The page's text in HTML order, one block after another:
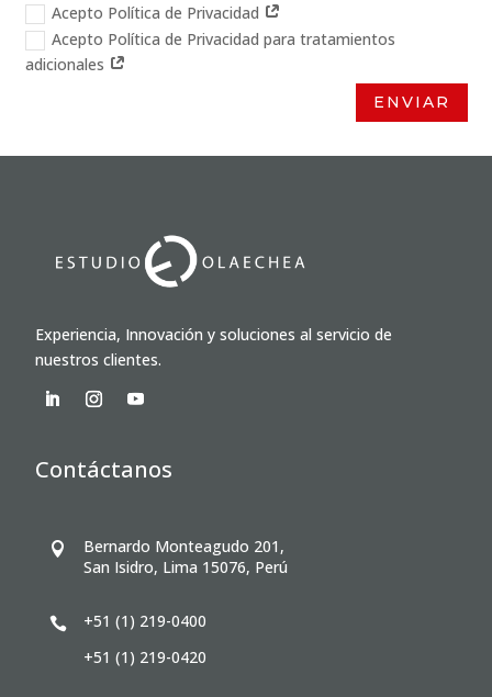
Acepto Política de Privacidad
Acepto Política de Privacidad para tratamientos
adicionales
ENVIAR
Experiencia, Innovación y soluciones al servicio de
nuestros clientes.
Contáctanos

Bernardo Monteagudo 201,
San Isidro, Lima 15076, Perú

+51 (1) 219-0400
+51 (1) 219-0420